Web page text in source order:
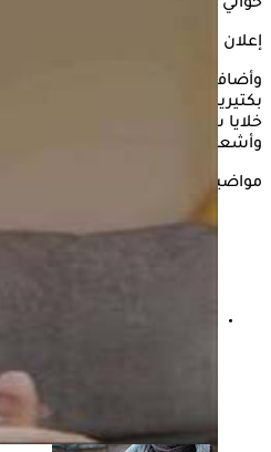
حوالي أسبوع.
إعلان
وأضاف أن الأطباء توقعوا أن الأمر
بكتيريا، متابعًا أنه بعد عمل عملية
خلايا سرطانية خبيثة منتشرة، ويتم
وأشعة لمعرفة نوعها ومدى
مواضيع ذات صلة
كيف أعرف أن الصداع بسبب